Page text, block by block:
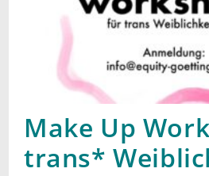
Make Up
trans*